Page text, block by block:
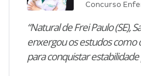
Concurso
“Natural de Frei Paulo (SE),
enxergou os estudos como
para conquistar